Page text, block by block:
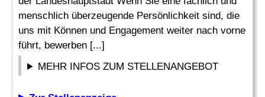
menschlich überzeugende Persönlichkeit sind, die
uns mit Können und Engagement weiter nach vorne
führt, bewerben [...]
MEHR INFOS ZUM STELLENANGEBOT